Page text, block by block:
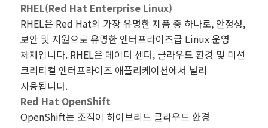
RHEL(Red Hat Enterprise Linux)
RHEL은 Red Hat의 가장 유명한 제품 중 하나로, 안정성,
보안 및 지원으로 유명한 엔터프라이즈급 Linux 운영
체제입니다. RHEL은 데이터 센터, 클라우드 환경 및 미션
크리티컬 엔터프라이즈 애플리케이션에서 널리
사용됩니다.
Red Hat OpenShift
OpenShift는 조직이 하이브리드 클라우드 환경